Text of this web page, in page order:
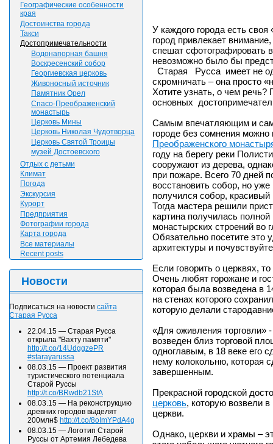
У каждого города есть
город привлекает
спешат сфотографировать
невозможно было бы
Старая Русса имеет не
скромничать – она просто
Хотите узнать, о чем
основных
Самым впечатляющим и
городе без сомнения можно
Преображенского
году на берегу реки
сооружают из дерева,
при пожаре. Всего 70 дней
восстановить собор, но
получился собор, красивый
Тогда мастера решили
картина получилась
монастырских строений во
Обязательно посетите это
архитектуры и
Если говорить о церквях,
Очень любят горожане и
которая была возведена в
на стенах которого
которую делали
«Для оживления торговли»
возведен близ торговой
одноглавым, в 18 веке его
нему колокольню, которая
завершенным.
Прекрасной городской
церковь, которую возвели
церкви.
Однако, церкви и храмы –
Географические особенности
края
Достоинства города
Такси
Достопримечательности
Водонапорная башня
Воскресенский собор
Георгиевская церковь
Живоносный источник
Памятник Орел
Спасо-Преображенский
монастырь
Церковь Мины
Церковь Николая Чудотворца
Церковь Святой Троицы
музей Достоевского
Отдых с детьми
Климат
Погода
Экскурсия
Курорт
Предприятия
Фотографии города
Карта города
Все материалы
Recent posts
Новости
Подписаться на новости сайта
Старая Русса
22.04.15 — Старая Русса
открыла "Вахту памяти"
http://t.co/14UdggzePR
#starayarussa
08.03.15 — Проект развития
туристического потенциала
Старой Руссы
http://t.co/BRwdb21StA
08.03.15 — На реконструкцию
древних городов выделят
200млн$ http://t.co/8oImYPdA4g
08.03.15 — Логотип Старой
Руссы от Артемия Лебедева